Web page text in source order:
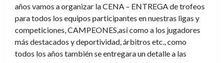
años vamos a organizar la CENA – ENTREGA de trofeos
para todos los equipos participantes en nuestras ligas y
competiciones, CAMPEONES,así como a los jugadores
más destacados y deportividad, árbitros etc., como
todos los años también se entregara un detalle a las